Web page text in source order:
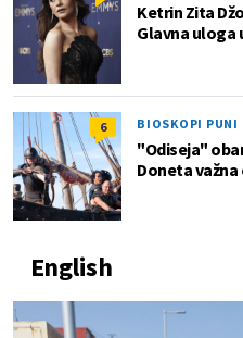
Ketrin Zita
Glavna uloga
6 BIOSKOPI PUNI
"Odiseja"
Doneta
English